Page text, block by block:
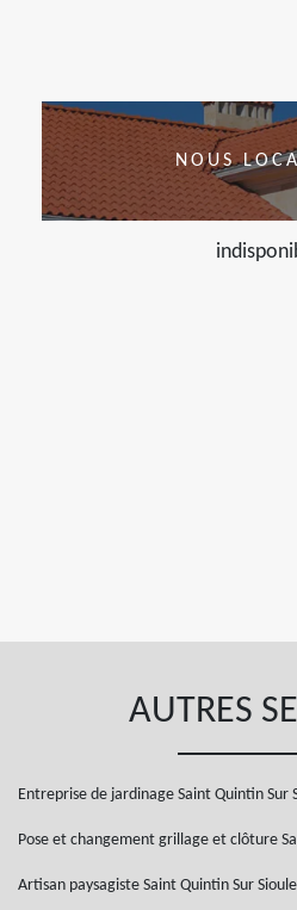
NOUS
AUTRES
Entreprise de jardinage Saint Quintin Sur
Pose et changement grillage et clôture
Artisan paysagiste Saint Quintin Sur Sioule